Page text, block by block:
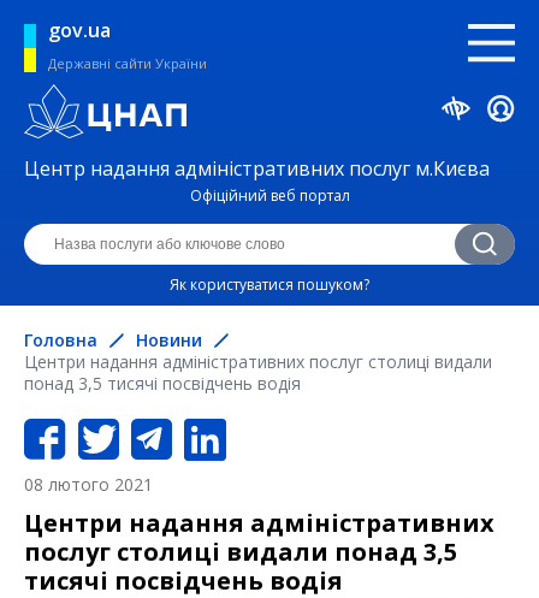
gov.ua
Державні сайти України
Центр надання адміністративних послуг м.Києва
Офіційний веб портал
Як користуватися пошуком?
Головна
Новини
Центри надання адміністративних послуг столиці видали
понад 3,5 тисячі посвідчень водія
08 лютого 2021
Центри надання адміністративних
послуг столиці видали понад 3,5
тисячі посвідчень водія